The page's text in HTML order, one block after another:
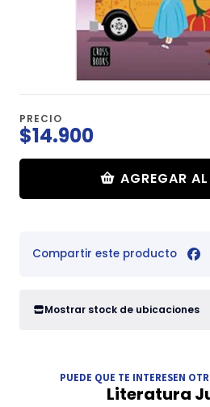
PRECIO
$14.900
AGREGAR
Compartir este producto
Mostrar stock de ubicaciones
PUEDE QUE TE INTERESEN
Literatura